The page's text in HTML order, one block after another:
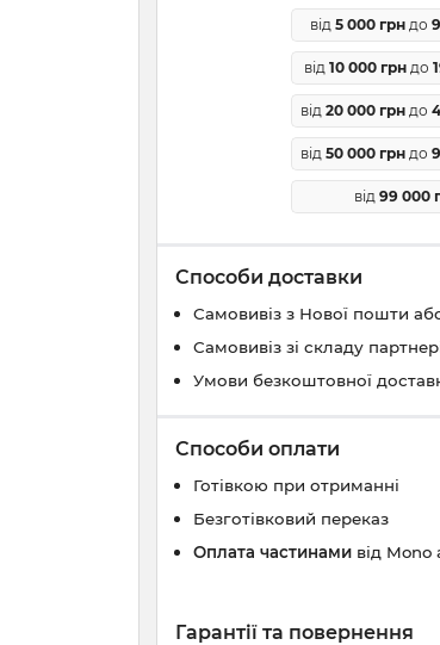
від 5 000 грн до
від 10 000 грндо
від 20 000 грн до
від 50 000 грн до
від 99 000
Способи доставки
Самовивіз з Нової пошти
Самовивіз зі складу
Умови безкоштовної
Способи оплати
Готівкою при отриманні
Безготівковий переказ
Оплата частинами від
Гарантії та повернення